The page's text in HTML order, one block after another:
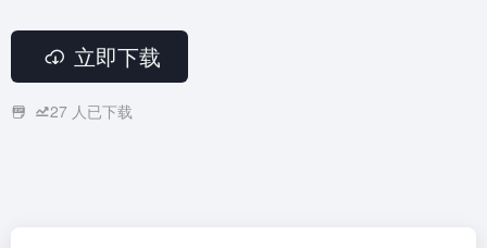
立即下载
27 人已下载